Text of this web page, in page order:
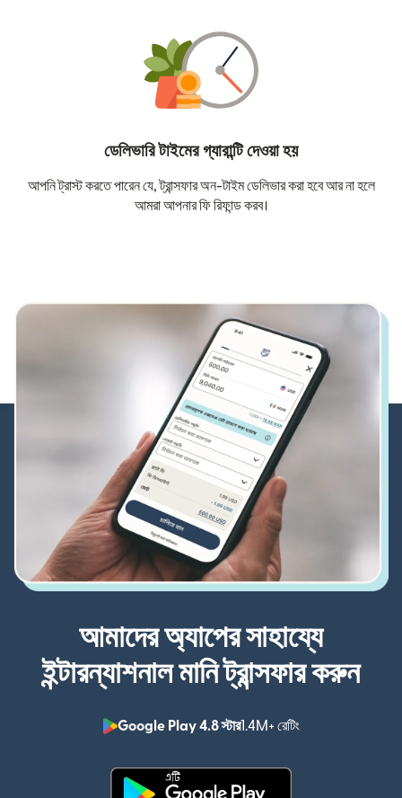
ডেলিভারি টাইমের গ্যারান্টি দেওয়া হয়
আপনি ট্রাস্ট করতে পারেন যে, ট্রান্সফার অন-টাইম ডেলিভার করা হবে আর না হলে
আমরা আপনার ফি রিফান্ড করব।
আমাদের অ্যাপের সাহায্যে
ইন্টারন্যাশনাল মানি ট্রান্সফার করুন
Google Play 4.8 স্টার1.4M+ রেটিং